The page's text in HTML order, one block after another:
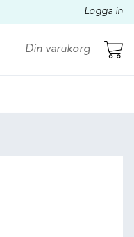
Logga in
Din varukorg